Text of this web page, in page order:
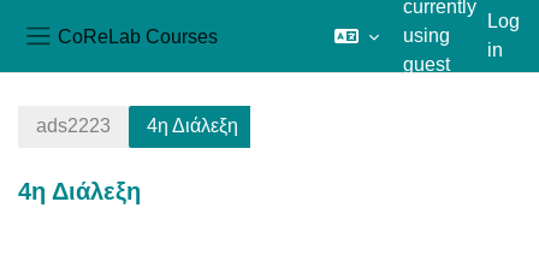
CoReLab Courses
currently
using
guest
Log
in
ads2223 4η Διάλεξη
4η Διάλεξη